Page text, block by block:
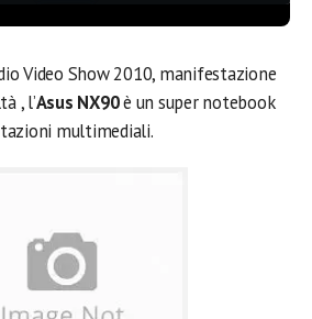
Video Show 2010, manifestazione
, l’Asus NX90è un super notebook
multimediali.